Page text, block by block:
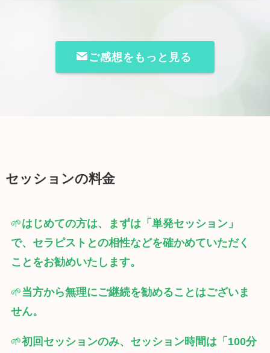
ご感想をもっと見る
セッションの料金
🌱はじめての方は、まずは「単発セッション」
で、セラピストとの相性などを確かめていただく
ことをお勧めいたします。
🌱当方から無理にご継続を勧めることはございま
せん。
🌱初回セッションのみ、セッション時間は「100分